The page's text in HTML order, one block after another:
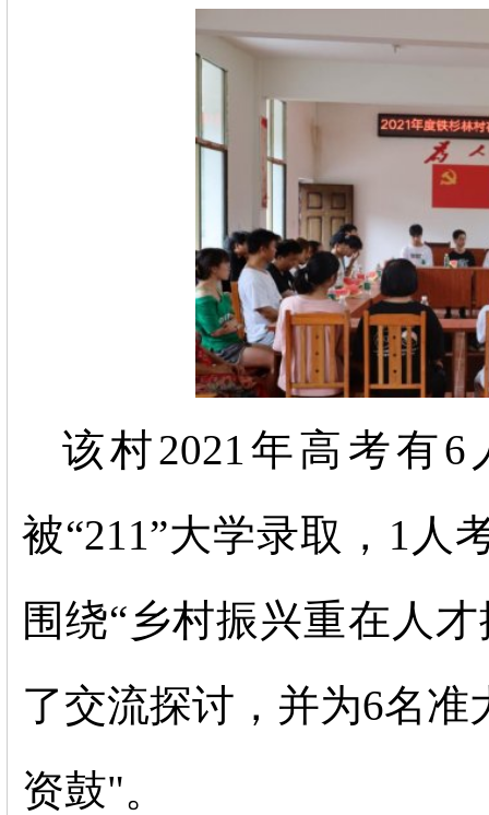
该村2021年高考有
被“211”大学录取 ， 1人
围绕“乡村振兴重在人
了交流探讨，并为6名
资鼓"。